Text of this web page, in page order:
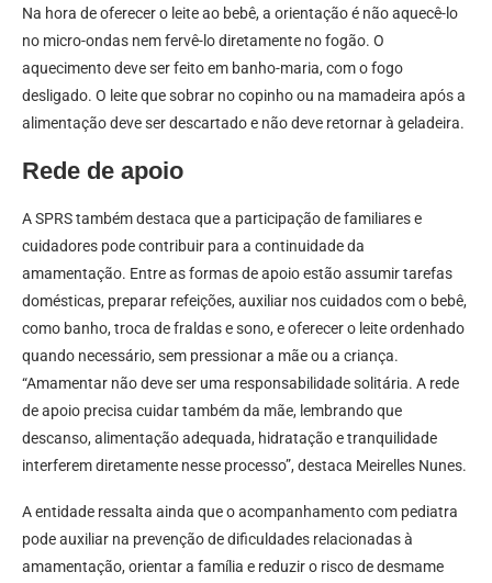
Na hora de oferecer o leite ao bebê, a orientação é não aquecê-lo
no micro-ondas nem fervê-lo diretamente no fogão. O
aquecimento deve ser feito em banho-maria, com o fogo
desligado. O leite que sobrar no copinho ou na mamadeira após a
alimentação deve ser descartado e não deve retornar à geladeira.
Rede de apoio
A SPRS também destaca que a participação de familiares e
cuidadores pode contribuir para a continuidade da
amamentação. Entre as formas de apoio estão assumir tarefas
domésticas, preparar refeições, auxiliar nos cuidados com o bebê,
como banho, troca de fraldas e sono, e oferecer o leite ordenhado
quando necessário, sem pressionar a mãe ou a criança.
“Amamentar não deve ser uma responsabilidade solitária. A rede
de apoio precisa cuidar também da mãe, lembrando que
descanso, alimentação adequada, hidratação e tranquilidade
interferem diretamente nesse processo”, destaca Meirelles Nunes.
A entidade ressalta ainda que o acompanhamento com pediatra
pode auxiliar na prevenção de dificuldades relacionadas à
amamentação, orientar a família e reduzir o risco de desmame